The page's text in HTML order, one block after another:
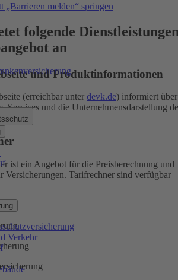
Verkehr
„Barrieren melden“ springen
folgende
an
und Produktinformationen
(erreichbar unter devk.de) informiert über
Services und die Unternehmensdarstellung
ist ein Angebot für die Preisberechnung und
Versicherungen. Tarifrechner sind verfügbar